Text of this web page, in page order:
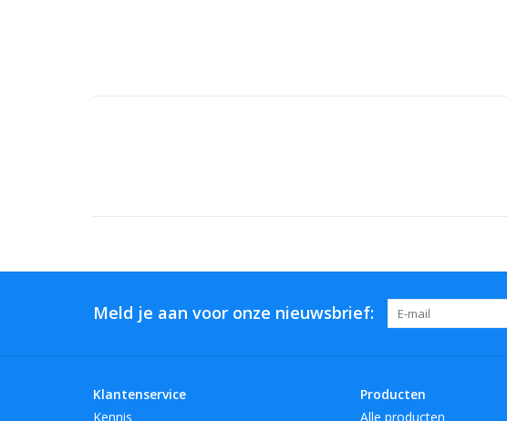
Meld je aan voor onze nieuwsbrief:
Klantenservice
Kennis
Producten
Alle producten